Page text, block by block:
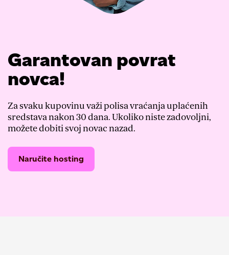
Garantovan povrat
novca!
Za svaku kupovinu važi polisa vraćanja uplaćenih
sredstava nakon 30 dana. Ukoliko niste zadovoljni,
možete dobiti svoj novac nazad.
Naručite hosting